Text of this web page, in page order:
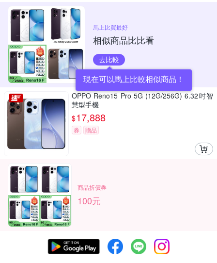
馬上比買最好
相似商品比比看
去比較
現在可以馬上比較相似商品！
OPPO Reno15 Pro 5G (12G/256G) 6.32吋智
慧型手機
$17,888
券 贈品
商品折價券
100元